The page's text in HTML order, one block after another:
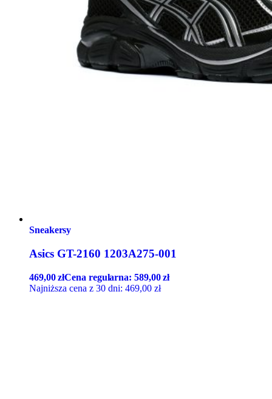
Sneakersy
Asics GT-2160 1203A275-001
469,00złCena regularna:589,00zł
Najniższa cena z 30 dni: 469,00 zł